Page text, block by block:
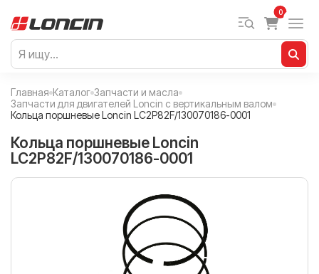
0
Главная Каталог Запчасти и масла
Запчасти для двигателей Loncin с вертикальным валом
Кольца поршневые Loncin LC2P82F/130070186-0001
Кольца поршневые Loncin
LC2P82F/130070186-0001